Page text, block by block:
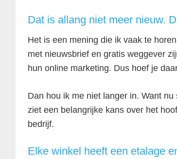
Dat is allang niet meer nieuw.
Het is een mening die ik vaak te
met nieuwsbrief en gratis weggever
hun online marketing. Dus hoef je
Dan hou ik me niet langer in. Want
ziet een belangrijke kans over het
bedrijf.
Elke winkel heeft een etalage